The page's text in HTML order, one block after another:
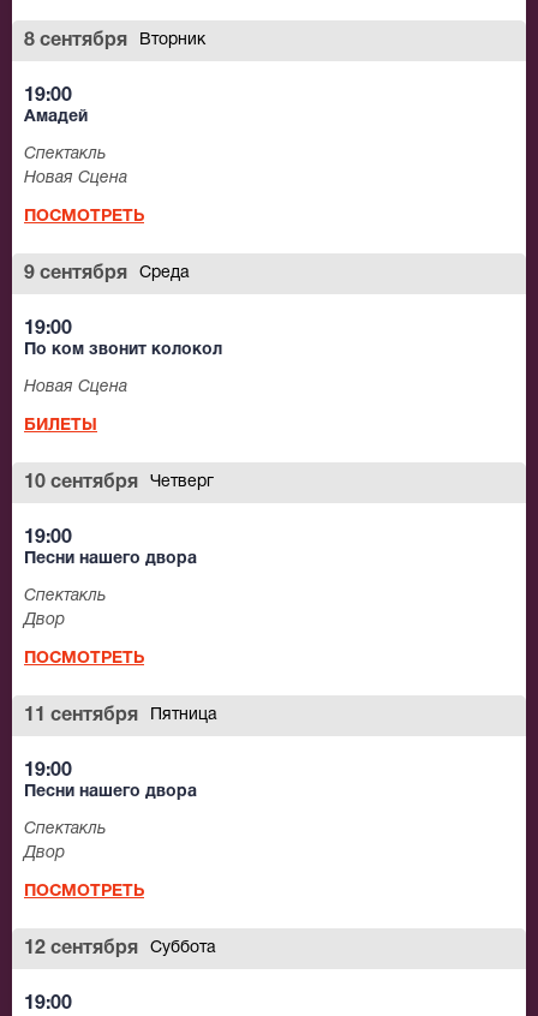
8 сентября Вторник
19:00
Амадей
Спектакль
Новая Сцена
ПОСМОТРЕТЬ
9 сентября Среда
19:00
По ком звонит колокол
Новая Сцена
БИЛЕТЫ
10 сентября Четверг
19:00
Песни нашего двора
Спектакль
Двор
ПОСМОТРЕТЬ
11 сентября Пятница
19:00
Песни нашего двора
Спектакль
Двор
ПОСМОТРЕТЬ
12 сентября Суббота
19:00